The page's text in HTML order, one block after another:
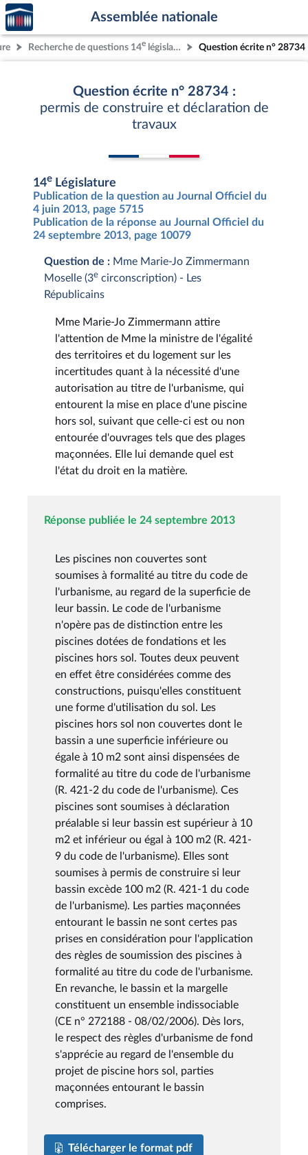
Aller au contenu
Aller en bas de la page
Accèder
à la
page
d'accueil
Assemblée nationale
Recherche de questions 14e législature Question écrite n° 28734
Question écrite n° 28734 :
permis de construire et déclaration de
travaux
14e Législature
Publication de la question au Journal Officiel du
4 juin 2013, page 5715
Publication de la réponse au Journal Officiel du
24 septembre 2013, page 10079
Question de : Mme Marie-Jo Zimmermann
Moselle (3e circonscription) - Les
Républicains
Mme Marie-Jo Zimmermann attire
l'attention de Mme la ministre de l'égalité
des territoires et du logement sur les
incertitudes quant à la nécessité d'une
autorisation au titre de l'urbanisme, qui
entourent la mise en place d'une piscine
hors sol, suivant que celle-ci est ou non
entourée d'ouvrages tels que des plages
maçonnées. Elle lui demande quel est
l'état du droit en la matière.
Réponse publiée le 24 septembre 2013
Les piscines non couvertes sont
soumises à formalité au titre du code de
l'urbanisme, au regard de la superficie de
leur bassin. Le code de l'urbanisme
n'opère pas de distinction entre les
piscines dotées de fondations et les
piscines hors sol. Toutes deux peuvent
en effet être considérées comme des
constructions, puisqu'elles constituent
une forme d'utilisation du sol. Les
piscines hors sol non couvertes dont le
bassin a une superficie inférieure ou
égale à 10 m2 sont ainsi dispensées de
formalité au titre du code de l'urbanisme
(R. 421-2 du code de l'urbanisme). Ces
piscines sont soumises à déclaration
préalable si leur bassin est supérieur à 10
m2 et inférieur ou égal à 100 m2 (R. 421-
9 du code de l'urbanisme). Elles sont
soumises à permis de construire si leur
bassin excède 100 m2 (R. 421-1 du code
de l'urbanisme). Les parties maçonnées
entourant le bassin ne sont certes pas
prises en considération pour l'application
des règles de soumission des piscines à
formalité au titre du code de l'urbanisme.
En revanche, le bassin et la margelle
constituent un ensemble indissociable
(CE n° 272188 - 08/02/2006). Dès lors,
le respect des règles d'urbanisme de fond
s'apprécie au regard de l'ensemble du
projet de piscine hors sol, parties
maçonnées entourant le bassin
comprises.
Télécharger le format pdf